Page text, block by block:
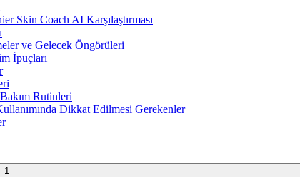
Skin Coach AI Karşılaştırması
ve Gelecek Öngörüleri
İpuçları
Rutinleri
Dikkat Edilmesi Gerekenler
1